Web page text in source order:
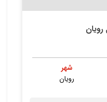
رویان
شهر
رویان